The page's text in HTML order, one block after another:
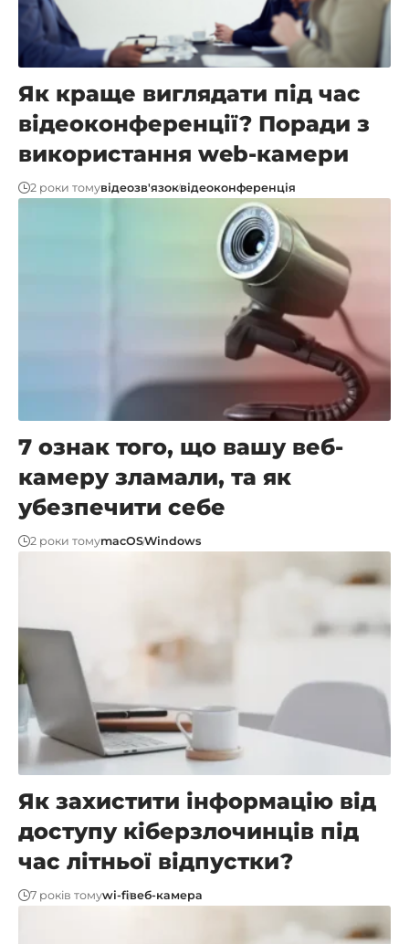
Як краще виглядати під час
відеоконференції? Поради з
використання web-камери
2 роки томувідеозв'язоквідеоконференція
7 ознак того, що вашу веб-
камеру зламали, та як
убезпечити себе
2 роки томуmacOSWindows
Як захистити інформацію від
доступу кіберзлочинців під
час літньої відпустки?
7 років томуwi-fiвеб-камера